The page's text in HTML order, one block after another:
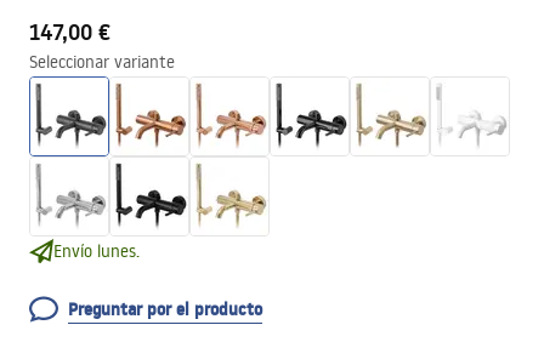
147,00 €
Seleccionar variante
Envío lunes.
Preguntar por el producto